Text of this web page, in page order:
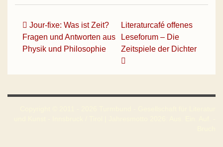
Beitrags-Navigation
Jour-fixe: Was ist Zeit?
Fragen und Antworten aus
Physik und Philosophie
Literaturcafé offenes
Leseforum – Die
Zeitspiele der Dichter